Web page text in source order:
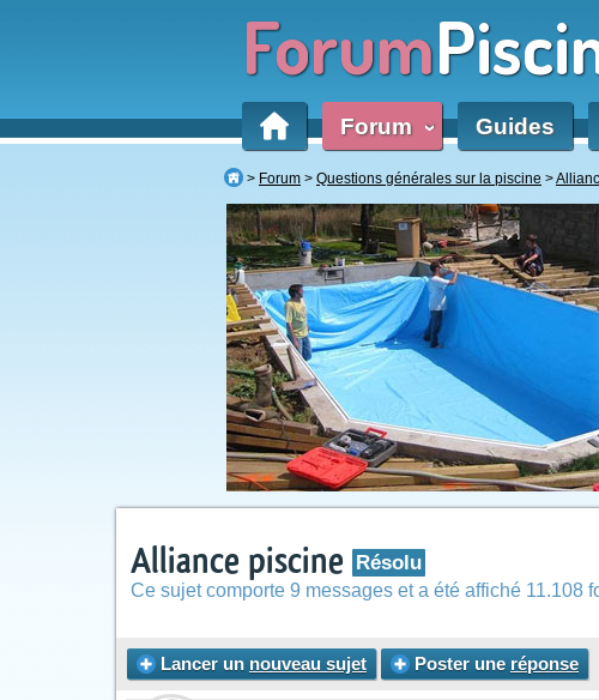
Forum
Forum ‹ Guides
Forum Questions générales sur la piscine
Alliance piscine Résolu
Ce sujet comporte 9 messages et a été affiché 11.108
Lancer un nouveau sujet Poster une réponse